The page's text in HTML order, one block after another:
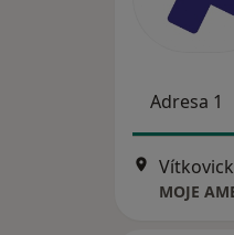
Adresa 1
MOJE